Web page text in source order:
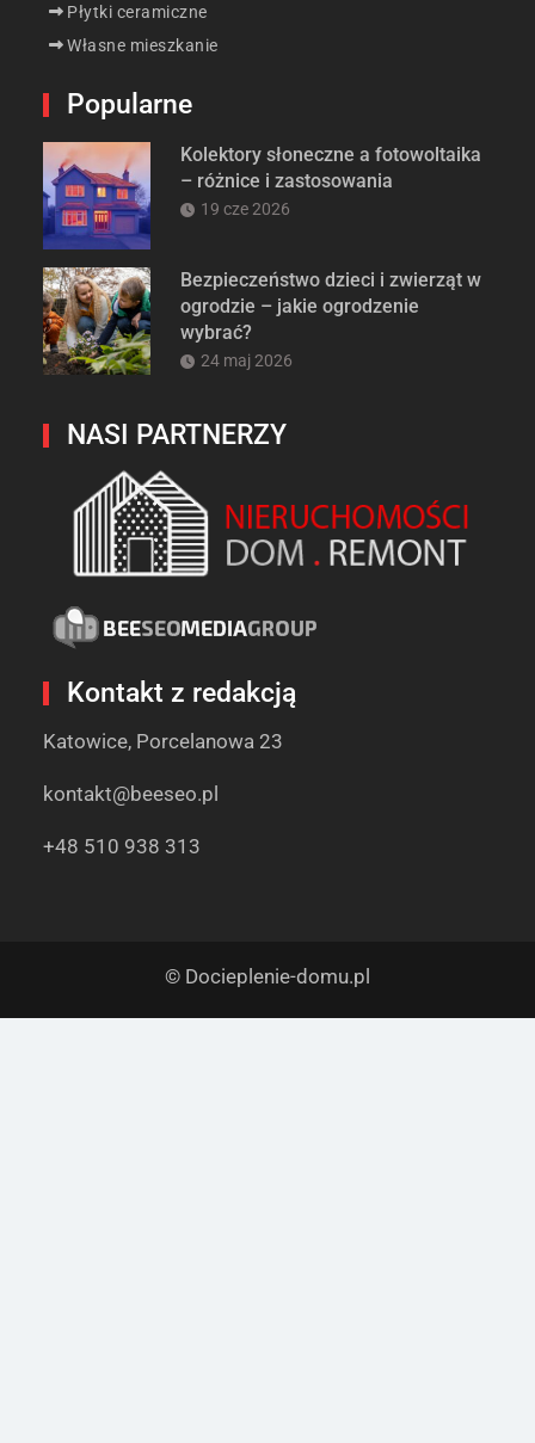
Płytki ceramiczne
Własne mieszkanie
Popularne
Kolektory słoneczne a fotowoltaika
– różnice i zastosowania
19 cze 2026
Bezpieczeństwo dzieci i zwierząt w
ogrodzie – jakie ogrodzenie
wybrać?
24 maj 2026
NASI PARTNERZY
Kontakt z redakcją
Katowice, Porcelanowa 23
kontakt@beeseo.pl
+48 510 938 313
© Docieplenie-domu.pl